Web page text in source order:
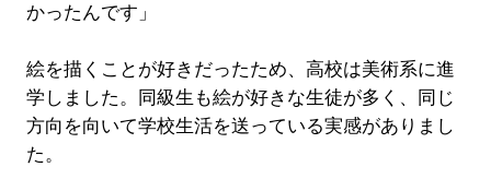
かったんです」
絵を描くことが好きだったため、高校は美術系に進
学しました。同級生も絵が好きな生徒が多く、同じ
方向を向いて学校生活を送っている実感がありまし
た。